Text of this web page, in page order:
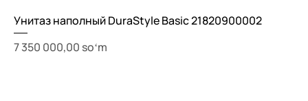
Унитаз наполный DuraStyle Basic 21820900002
Price
7 350 000,00 soʻm